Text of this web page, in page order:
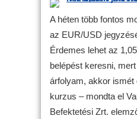
A héten több fontos
az EUR/USD
Érdemes lehet az
belépést keresni,
árfolyam, akkor ismét
kurzus – mondta el
Befektetési Zrt.